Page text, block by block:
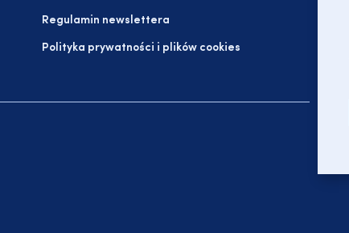
Regulamin newslettera
Polityka prywatności i plików cookies